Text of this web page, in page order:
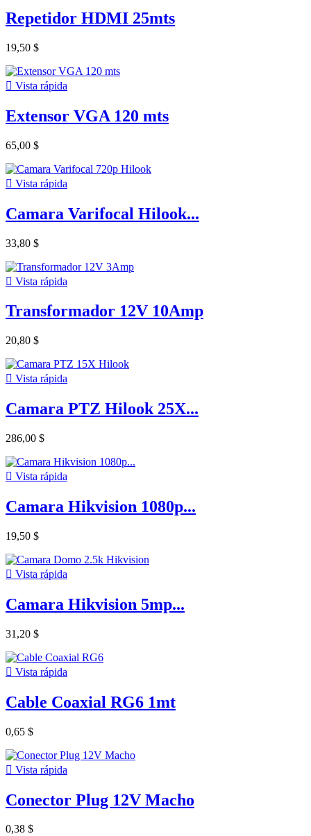
Repetidor HDMI 25mts
19,50 $
 Vista rápida
Extensor VGA 120 mts
65,00 $
 Vista rápida
Camara Varifocal Hilook...
33,80 $
 Vista rápida
Transformador 12V 10Amp
20,80 $
 Vista rápida
Camara PTZ Hilook 25X...
286,00 $
 Vista rápida
Camara Hikvision 1080p...
19,50 $
 Vista rápida
Camara Hikvision 5mp...
31,20 $
 Vista rápida
Cable Coaxial RG6 1mt
0,65 $
 Vista rápida
Conector Plug 12V Macho
0,38 $